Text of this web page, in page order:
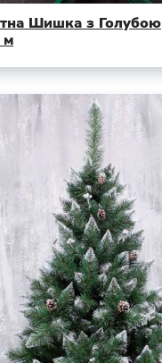
Шишка з Голубою
м